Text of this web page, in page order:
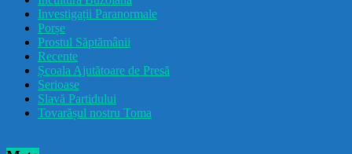
Investigații Paranormale
Porșe
Prostul Săptămânii
Recente
Școala Ajutătoare de Presă
Serioase
Slavă Partidului
Tovarășul nostru Toma